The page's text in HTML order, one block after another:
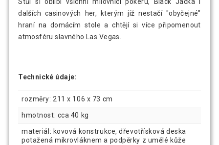
dalších casinových her, kterým již nestačí "obyčejné"
hraní na domácím stole a chtějí si více připomenout
atmosféru slavného Las Vegas.
Technické údaje:
rozměry: 211 x 106 x 73 cm
hmotnost: cca 40 kg
materiál: kovová konstrukce, dřevotřísková deska
potažená mikrovláknem a podpěrky z umělé kůže